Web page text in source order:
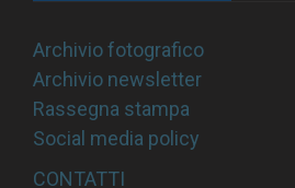
Archivio fotografico
Archivio newsletter
Rassegna stampa
Social media policy
CONTATTI